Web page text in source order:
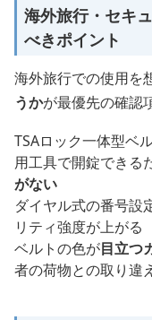
海外旅行・セキ
べきポイント
海外旅行での使用を
うかが最優先の確認
TSAロック一体型ベ
用工具で開錠できる
がない
ダイヤル式の番号設
リティ強度が上がる
ベルトの色が目立つ
者の荷物との取り違